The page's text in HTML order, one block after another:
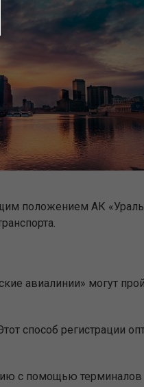
положением АК
авиалинии» могут
способ регистрации
с помощью терминалов